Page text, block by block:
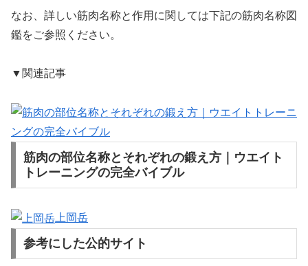
なお、詳しい筋肉名称と作用に関しては下記の筋肉名称図
鑑をご参照ください。
▼関連記事
筋肉の部位名称とそれぞれの鍛え方｜ウエイト
トレーニングの完全バイブル
上岡岳
参考にした公的サイト